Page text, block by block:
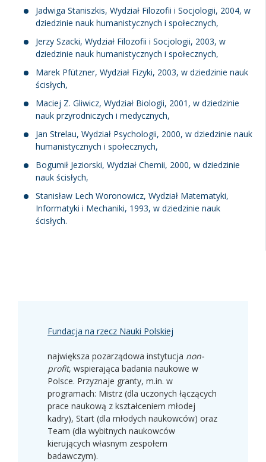
Jadwiga Staniszkis, Wydział Filozofii i Socjologii, 2004, w
dziedzinie nauk humanistycznych i społecznych,
Jerzy Szacki, Wydział Filozofii i Socjologii, 2003, w
dziedzinie nauk humanistycznych i społecznych,
Marek Pfützner, Wydział Fizyki, 2003, w dziedzinie nauk
ścisłych,
Maciej Z. Gliwicz, Wydział Biologii, 2001, w dziedzinie
nauk przyrodniczych i medycznych,
Jan Strelau, Wydział Psychologii, 2000, w dziedzinie nauk
humanistycznych i społecznych,
Bogumił Jeziorski, Wydział Chemii, 2000, w dziedzinie
nauk ścisłych,
Stanisław Lech Woronowicz, Wydział Matematyki,
Informatyki i Mechaniki, 1993, w dziedzinie nauk
ścisłych.
Fundacja na rzecz Nauki Polskiej
największa pozarządowa instytucja non-
profit, wspierająca badania naukowe w
Polsce. Przyznaje granty, m.in. w
programach: Mistrz (dla uczonych łączących
prace naukową z kształceniem młodej
kadry), Start (dla młodych naukowców) oraz
Team (dla wybitnych naukowców
kierujących własnym zespołem
badawczym).